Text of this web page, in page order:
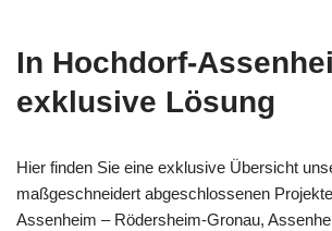
In Hochdorf-
exklusive Lösung
Hier finden Sie eine exklusive Übersicht
maßgeschneidert abgeschlossenen
Assenheim – Rödersheim-Gronau,